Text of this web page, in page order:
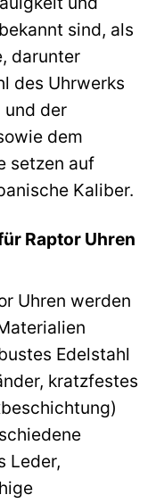
sind, als
darunter
des Uhrwerks
und der
dem
setzen auf
Kaliber.
Raptor Uhren
Uhren werden
Edelstahl
kratzfestes
Leder,